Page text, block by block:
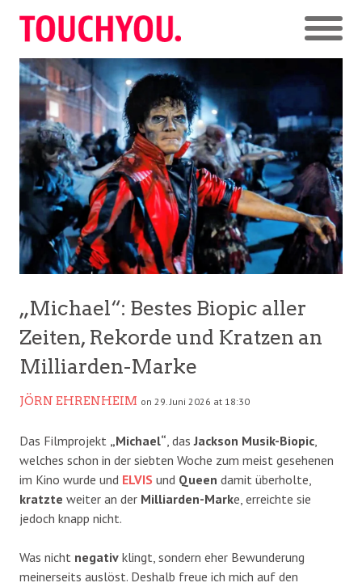
„Michael“: Bestes Biopic aller
Zeiten, Rekorde und Kratzen an
Milliarden-Marke
JÖRN EHRENHEIM on 29. Juni 2026 at 18:30
Das Filmprojekt „Michael“, dasJackson Musik-Biopic,
welches schon in der siebten Woche zum meist gesehenen
im Kino wurde und ELVIS und Queen damit überholte,
kratzte weiter an der Milliarden-Marke, erreichte sie
jedoch knapp nicht.
Was nicht negativ klingt, sondern eher Bewunderung
meinerseits auslöst. Deshalb freue ich mich auf den